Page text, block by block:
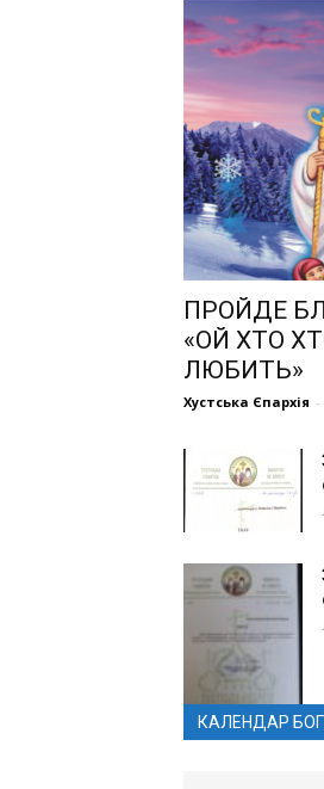
ПРОЙДЕ
«ОЙ ХТО
ЛЮБИТЬ»
Хустська Єпархія -
КАЛЕНДАР